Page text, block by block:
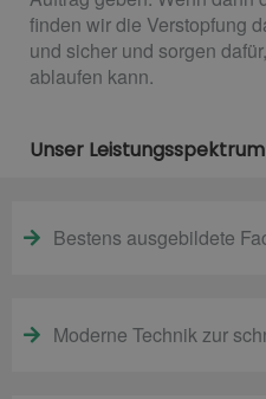
finden wir die Verstopfung
und sicher und sorgen
ablaufen kann.
Unser
Bestens ausgebildete
Moderne Technik zur